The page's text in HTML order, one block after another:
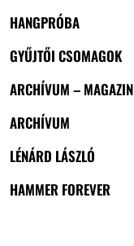
HANGPRÓBA
GYŰJTŐI CSOMAGOK
ARCHÍVUM – MAGAZIN
ARCHÍVUM
LÉNÁRD LÁSZLÓ
HAMMER FOREVER